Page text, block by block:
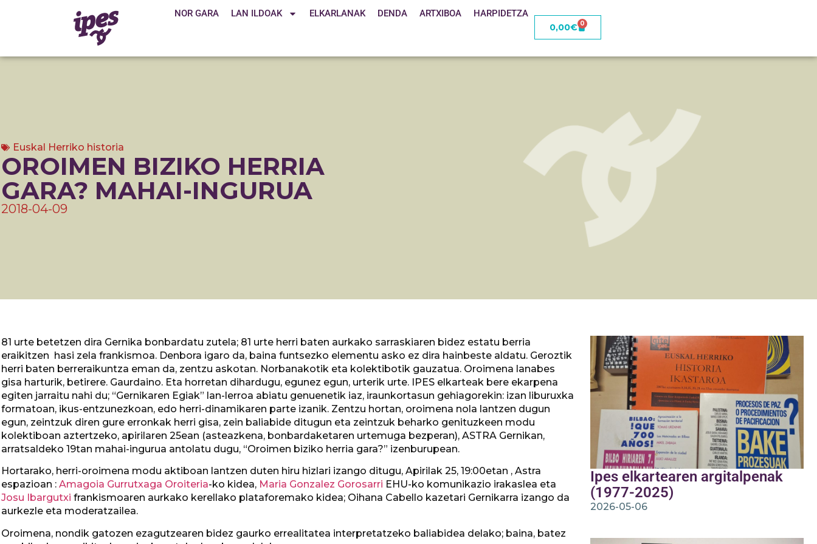
NOR GARA LAN ILDOAK ELKARLANAK DENDA ARTXIBOA
HARPIDETZA
0,00€ 0
Euskal Herriko historia
OROIMEN BIZIKO HERRIA
GARA? MAHAI-INGURUA
2018-04-09
81 urte betetzen dira Gernika bonbardatu zutela; 81 urte herri baten aurkako sarraskiaren bidez estatu berria
eraikitzen hasi zela frankismoa. Denbora igaro da, baina funtsezko elementu asko ez dira hainbeste aldatu. Geroztik
herri baten berreraikuntza eman da, zentzu askotan. Norbanakotik eta kolektibotik gauzatua. Oroimena lanabes
gisa harturik, betirere. Gaurdaino. Eta horretan dihardugu, egunez egun, urterik urte. IPES elkarteak bere ekarpena
egiten jarraitu nahi du; “Gernikaren Egiak” lan-lerroa abiatu genuenetik iaz, iraunkortasun gehiagorekin: izan liburuxka
formatoan, ikus-entzunezkoan, edo herri-dinamikaren parte izanik. Zentzu hortan, oroimena nola lantzen dugun
egun, zeintzuk diren gure erronkak herri gisa, zein baliabide ditugun eta zeintzuk beharko genituzkeen modu
kolektiboan aztertzeko, apirilaren 25ean (asteazkena, bonbardaketaren urtemuga bezperan), ASTRA Gernikan,
arratsaldeko 19tan mahai-ingurua antolatu dugu, “Oroimen biziko herria gara?” izenburupean.
Hortarako, herri-oroimena modu aktiboan lantzen duten hiru hizlari izango ditugu, Apirilak 25, 19:00etan , Astra
espazioan : Amagoia Gurrutxaga Oroiteria-ko kidea, Maria Gonzalez Gorosarri EHU-ko komunikazio irakaslea eta
Josu Ibargutxi frankismoaren aurkako kerellako plataforemako kidea; Oihana Cabello kazetari Gernikarra izango da
aurkezle eta moderatzailea.
Oroimena, nondik gatozen ezagutzearen bidez gaurko errealitatea interpretatzeko baliabidea delako; baina, batez
Ipes elkartearen argitalpenak
(1977-2025)
2026-05-06